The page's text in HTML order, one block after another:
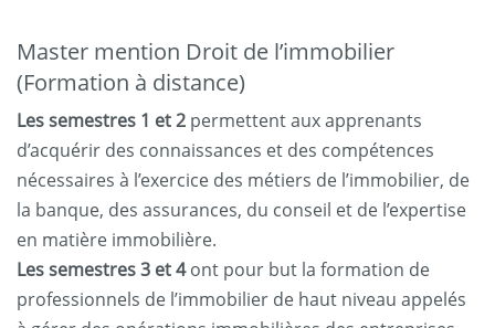
Master mention Droit de l’immobilier
(Formation à distance)
Les semestres 1 et 2 permettent aux apprenants
d’acquérir des connaissances et des compétences
nécessaires à l’exercice des métiers de l’immobilier, de
la banque, des assurances, du conseil et de l’expertise
en matière immobilière.
Les semestres 3 et 4ont pour but la formation de
professionnels de l’immobilier de haut niveau appelés